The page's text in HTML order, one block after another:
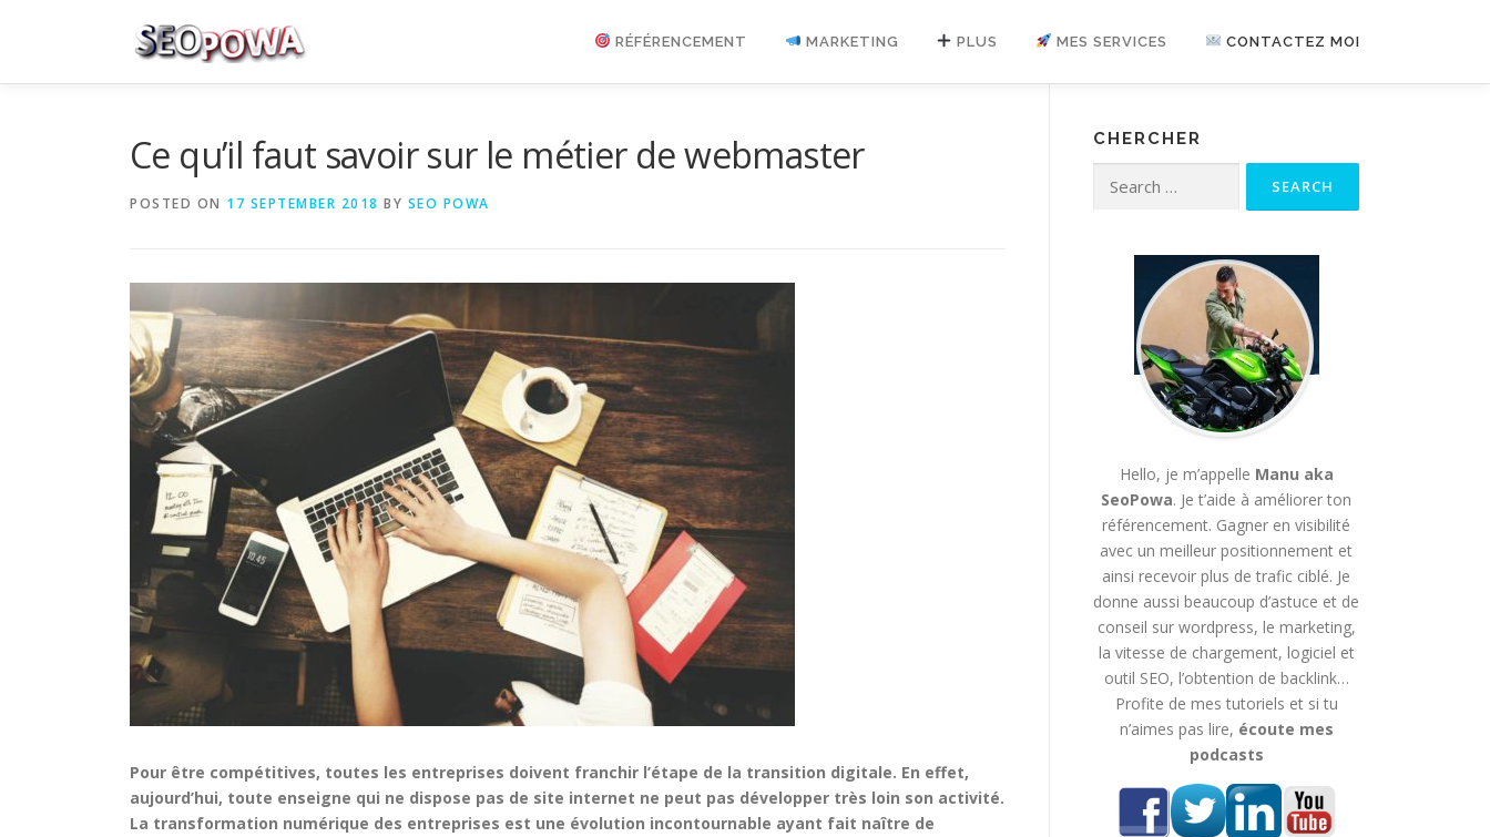
RÉFÉRENCEMENT MARKETING PLUS MES SERVICES CONTACTEZ MOI
Ce qu’il faut savoir sur le métier de webmaster
POSTED ON 17 SEPTEMBER 2018 BY SEO POWA
Pour être compétitives, toutes les entreprises doivent franchir l’étape de la transition digitale. En effet,
aujourd’hui, toute enseigne qui ne dispose pas de site internet ne peut pas développer très loin son activité.
La transformation numérique des entreprises est une évolution incontournable ayant fait naître de
CHERCHER
Search for:
Hello, je m’appelle Manu aka
SeoPowa. Je t’aide à améliorer ton
référencement. Gagner en visibilité
avec un meilleur positionnement et
ainsi recevoir plus de trafic ciblé. Je
donne aussi beaucoup d’astuce et de
conseil sur wordpress, le marketing,
la vitesse de chargement, logiciel et
outil SEO, l’obtention de backlink…
Profite de mes tutoriels et si tu
n’aimes pas lire, écoute mes
podcasts